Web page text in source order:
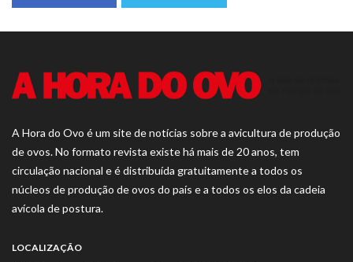
A Hora do Ovo é um site de notícias sobre a avicultura de produção
de ovos. No formato revista existe há mais de 20 anos, tem
circulação nacional e é distribuída gratuitamente a todos os
núcleos de produção de ovos do país e a todos os elos da cadeia
avícola de postura.
LOCALIZAÇÃO